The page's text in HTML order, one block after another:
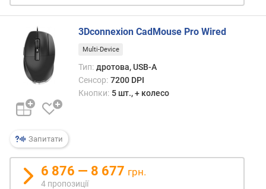
в
и
о
б
н
к
с
н
р
Запитати
3Dconnexion CadMouse Pro Wired
Multi-Device
Тип: дротова, USB-A
Сенсор: 7200 DPI
Кнопки: 5 шт., + колесо
6 876 — 8 677 грн.
4 пропозиції